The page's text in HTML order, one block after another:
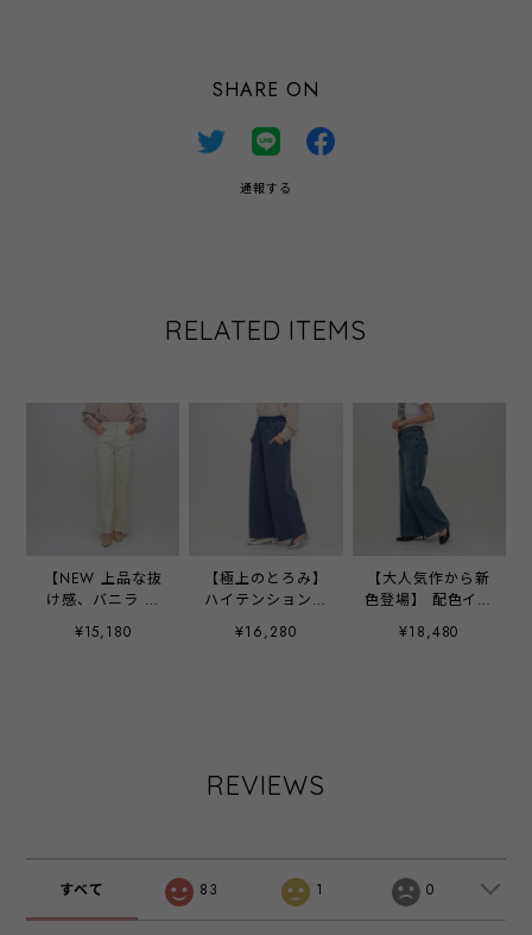
SHARE ON
通報する
RELATED ITEMS
【NEW 上品な抜
け感、バニラ 】
神！！ハイウエス
トセミワイドパン
¥15,180
【極上のとろみ】
ハイテンションリ
ラックスワイドパ
ンツ - LEQ-2691
¥16,280
【大人気作から新
色登場】 配色イン
ディゴ・美脚セミ
ワイドデニム ‐
¥18,480
REVIEWS
すべて 83 1 0